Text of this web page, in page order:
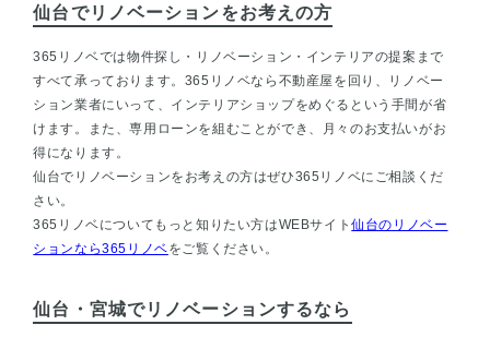
仙台でリノベーションをお考えの方
365リノベでは物件探し・リノベーション・インテリアの提案まで
すべて承っております。365リノベなら不動産屋を回り、リノベー
ション業者にいって、インテリアショップをめぐるという手間が省
けます。また、専用ローンを組むことができ、月々のお支払いがお
得になります。
仙台でリノベーションをお考えの方はぜひ365リノベにご相談くだ
さい。
365リノベについてもっと知りたい方はWEBサイト仙台のリノベー
ションなら365リノベをご覧ください。
仙台・宮城でリノベーションするなら